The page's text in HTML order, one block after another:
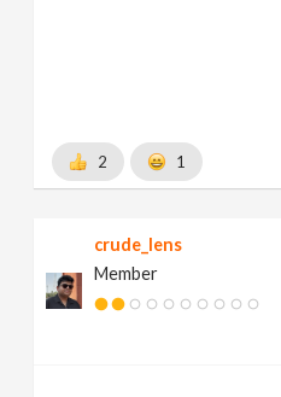
2 1
crude_lens
Member